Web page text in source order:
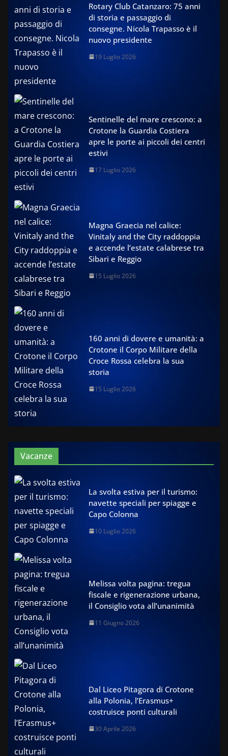
Rotary Club Catanzaro: 75 anni
di storia e passaggio di
consegne. Nicola Trapasso è il
nuovo presidente
19 Luglio 2026
Sentinelle del mare crescono: a
Crotone la Guardia Costiera
apre le porte ai piccoli dei centri
estivi
17 Luglio 2026
Magna Graecia nel calice:
Vinitaly and the City raddoppia
e accende l’estate calabrese tra
Sibari e Reggio
15 Luglio 2026
160 anni di dovere e umanità: a
Crotone il Corpo Militare della
Croce Rossa celebra la sua
storia
15 Luglio 2026
Vacanze
La svolta estiva per il turismo:
navette speciali per spiagge e
Capo Colonna
10 Luglio 2026
Melissa volta pagina: tregua
fiscale e rigenerazione urbana,
il Consiglio vota all’unanimità
11 Giugno 2026
Dal Liceo Pitagora di Crotone
alla Polonia, l’Erasmus+
costruisce ponti culturali
30 Aprile 2026